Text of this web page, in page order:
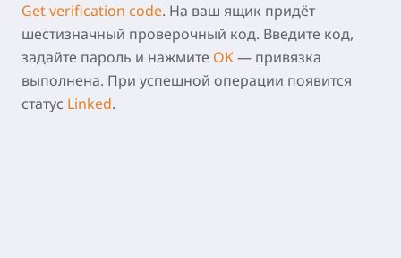
Get verification code. На ваш ящик придёт
шестизначный проверочный код. Введите код,
задайте пароль и нажмите OK— привязка
выполнена. При успешной операции появится
статус Linked.